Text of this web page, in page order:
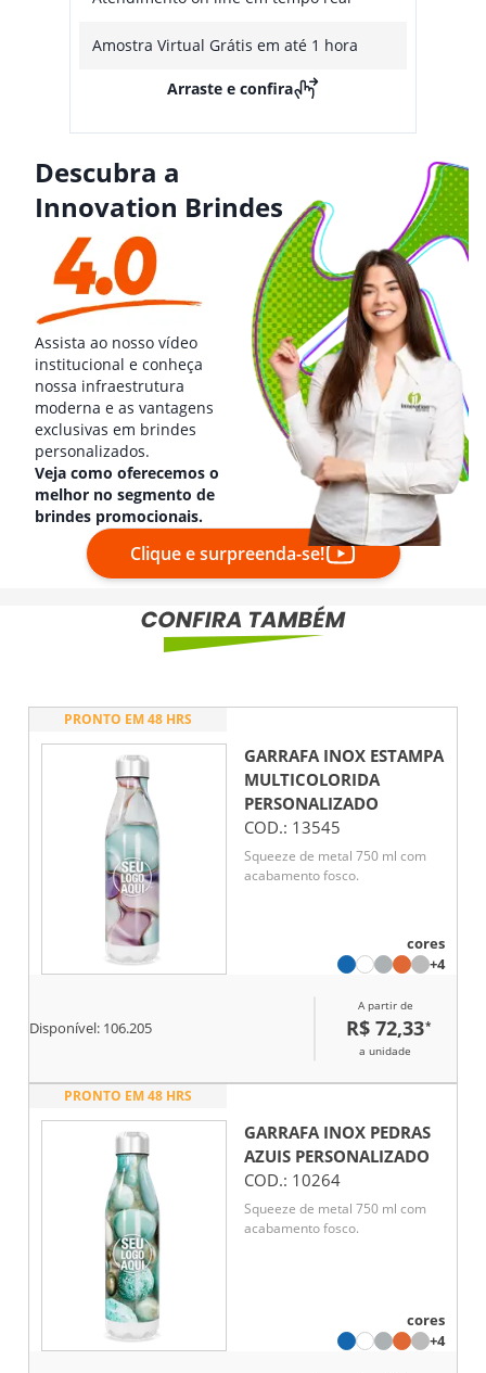
Amostra Virtual Grátis em até 1 hora
Arraste e confira
Descubra a
Innovation Brindes
Assista ao nosso vídeo
institucional e conheça
nossa infraestrutura
moderna e as vantagens
exclusivas em brindes
personalizados.
Veja como oferecemos o
melhor no segmento de
brindes promocionais.
Clique e surpreenda-se!
PRONTO EM 48 HRS
GARRAFA INOX ESTAMPA
MULTICOLORIDA
PERSONALIZADO
COD.: 13545
Squeeze de metal 750 ml com
acabamento fosco.
cores
+4
Disponível: 106.205
A partir de
R$ 72,33*
a unidade
PRONTO EM 48 HRS
GARRAFA INOX PEDRAS
AZUIS PERSONALIZADO
COD.: 10264
Squeeze de metal 750 ml com
acabamento fosco.
cores
+4